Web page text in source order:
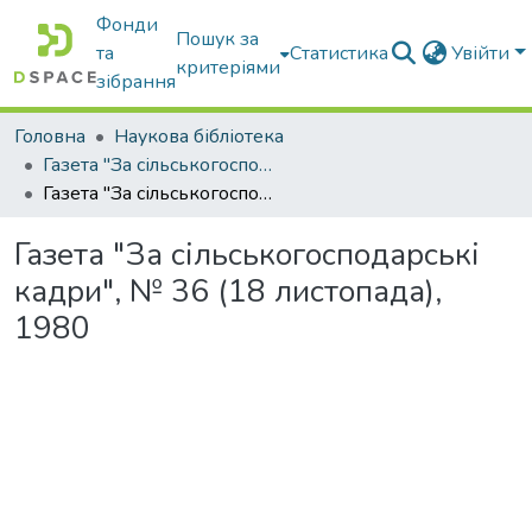
Фонди
та
зібрання
Пошук за
критеріями
Статистика Увійти
Головна
Наукова бібліотека
Газета "За сільськогосподарські кадри"
Газета "За сільськогосподарські кадри", № 36 (18 листопада), 1980
Газета "За сільськогосподарські
кадри", № 36 (18 листопада),
1980